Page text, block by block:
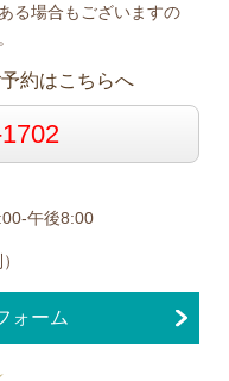
る場合もございますの
約はこちらへ
:00-午後8:00
ォーム